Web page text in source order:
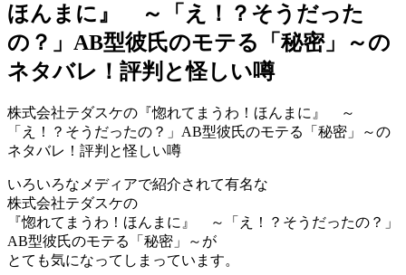
ほんまに』 ～「え！？そうだった
の？」AB型彼氏のモテる「秘密」～の
ネタバレ！評判と怪しい噂
株式会社テダスケの『惚れてまうわ！ほんまに』 ～
「え！？そうだったの？」AB型彼氏のモテる「秘密」～の
ネタバレ！評判と怪しい噂
いろいろなメディアで紹介されて有名な
株式会社テダスケの
『惚れてまうわ！ほんまに』 ～「え！？そうだったの？」
AB型彼氏のモテる「秘密」～が
とても気になってしまっています。